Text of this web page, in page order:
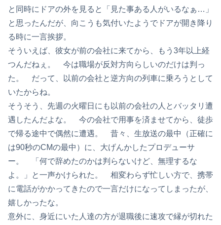
と同時にドアの外を見ると「見た事ある人がいるなぁ…」
と思ったんだが、向こうも気付いたようでドアが開き降り
る時に一言挨拶。
そういえば、彼女が前の会社に来てから、もう3年以上経
つんだねぇ。 今は職場が反対方向らしいのだけは判っ
た。 だって、以前の会社と逆方向の列車に乗ろうとして
いたからね。
そうそう、先週の火曜日にも以前の会社の人とバッタリ遭
遇したんだよな。 今の会社で用事を済ませてから、徒歩
で帰る途中で偶然に遭遇。 昔々、生放送の最中（正確に
は90秒のCMの最中）に、大げんかしたプロデューサ
ー。 「何で辞めたのかは判らないけど、無理するな
よ。」と一声かけられた。 相変わらず忙しい方で、携帯
に電話がかかってきたので一言だけになってしまったが、
嬉しかったな。
意外に、身近にいた人達の方が退職後に速攻で縁が切れた